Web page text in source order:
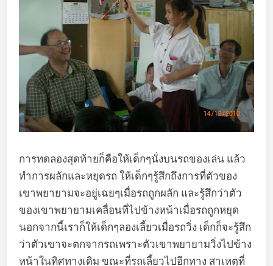
การทดลองสุดท้ายก็คือให้เด็กๆนั่งบนรถของเล่น แล้ว
ทำการผลักและหยุดรถ ให้เด็กๆรู้สึกถึงการที่ตัวของ
เขาพยายามจะอยู่เฉยๆเมื่อรถถูกผลัก และรู้สึกว่าตัว
ของเขาพยายามเคลื่อนที่ไปข้างหน้าเมื่อรถถูกหยุด
นอกจากนี้เราก็ให้เด็กๆลองเลี้ยวเมื่อรถวิ่ง เด็กก็จะรู้สึก
ว่าตัวเขาจะตกจากรถเพราะตัวเขาพยายามวิ่งไปข้าง
หน้าในทิศทางเดิม ขณะที่รถเลี้ยวไปอีกทาง สาเหตุที่